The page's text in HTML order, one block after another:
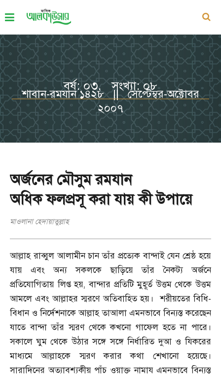
বর্ষ: ০৩, সংখ্যা: ০৮
শাবান-রমযান ১৪২৮ || সেপ্টেম্বর-অক্টোবর
২০০৭
অর্জনের মৌসুম রমযান
অধিক ফলপ্রসূ করা যায় কী উপায়ে
মাওলানা হেদায়াতুল্লাহ
আল্লাহ রাব্বুল আলামীন চান তাঁর প্রত্যেক বান্দাই যেন শ্রেষ্ঠ হয়ে
যায় এবং অন্য সকলকে ছাড়িয়ে তাঁর নৈকট্য অর্জনে
প্রতিযোগিতায় লিপ্ত হয়,বান্দার প্রতিটি মুহূর্ত উত্তম থেকে উত্তম
আমলে এবং আল্লাহর স্মরণে অতিবাহিত হয়। শরীয়তের বিধি-
বিধান ও নির্দেশনাকে আল্লাহ তাআলা এমনভাবে বিন্যস্ত করেছেন
যাতে বান্দা তাঁর স্মরণ থেকে কখনো গাফেল হতে না পারে।
সকালে ঘুম থেকে উঠার সঙ্গে সঙ্গে নির্ধারিত দুআ ও যিকরের
মাধ্যমে আল্লাহকে স্মরণ করার কথা শেখানো হয়েছে।
সারাদিনের অত্যাবশ্যকীয় পাঁচ ওয়াক্ত নামায এমনভাবে বিন্যস্ত